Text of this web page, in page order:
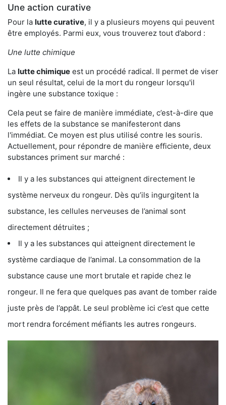
Une action curative
Pour la lutte curative, il y a plusieurs moyens qui peuvent
être employés. Parmi eux, vous trouverez tout d’abord :
Une lutte chimique
La lutte chimique est un procédé radical. Il permet de viser
un seul résultat, celui de la mort du rongeur lorsqu'il
ingère une substance toxique :
Cela peut se faire de manière immédiate, c’est-à-dire que
les effets de la substance se manifesteront dans
l'immédiat. Ce moyen est plus utilisé contre les souris.
Actuellement, pour répondre de manière efficiente, deux
substances priment sur marché :
Il y a les substances qui atteignent directement le
système nerveux du rongeur. Dès qu’ils ingurgitent la
substance, les cellules nerveuses de l’animal sont
directement détruites ;
Il y a les substances qui atteignent directement le
système cardiaque de l’animal. La consommation de la
substance cause une mort brutale et rapide chez le
rongeur. Il ne fera que quelques pas avant de tomber raide
juste près de l’appât. Le seul problème ici c’est que cette
mort rendra forcément méfiants les autres rongeurs.